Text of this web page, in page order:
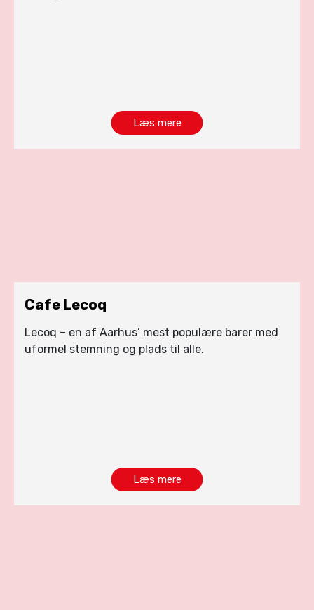
Læs mere
Cafe Lecoq
Lecoq – en af Aarhus’ mest populære barer med
uformel stemning og plads til alle.
Læs mere